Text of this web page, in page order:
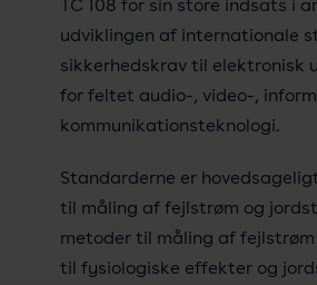
TC 108 for sin store indsats i
udviklingen af internationale
sikkerhedskrav til elektronisk
for feltet audio-, video-,
kommunikationsteknologi.
Standarderne er
til måling af fejlstrøm og
metoder til måling af fejlstrøm
til fysiologiske effekter og